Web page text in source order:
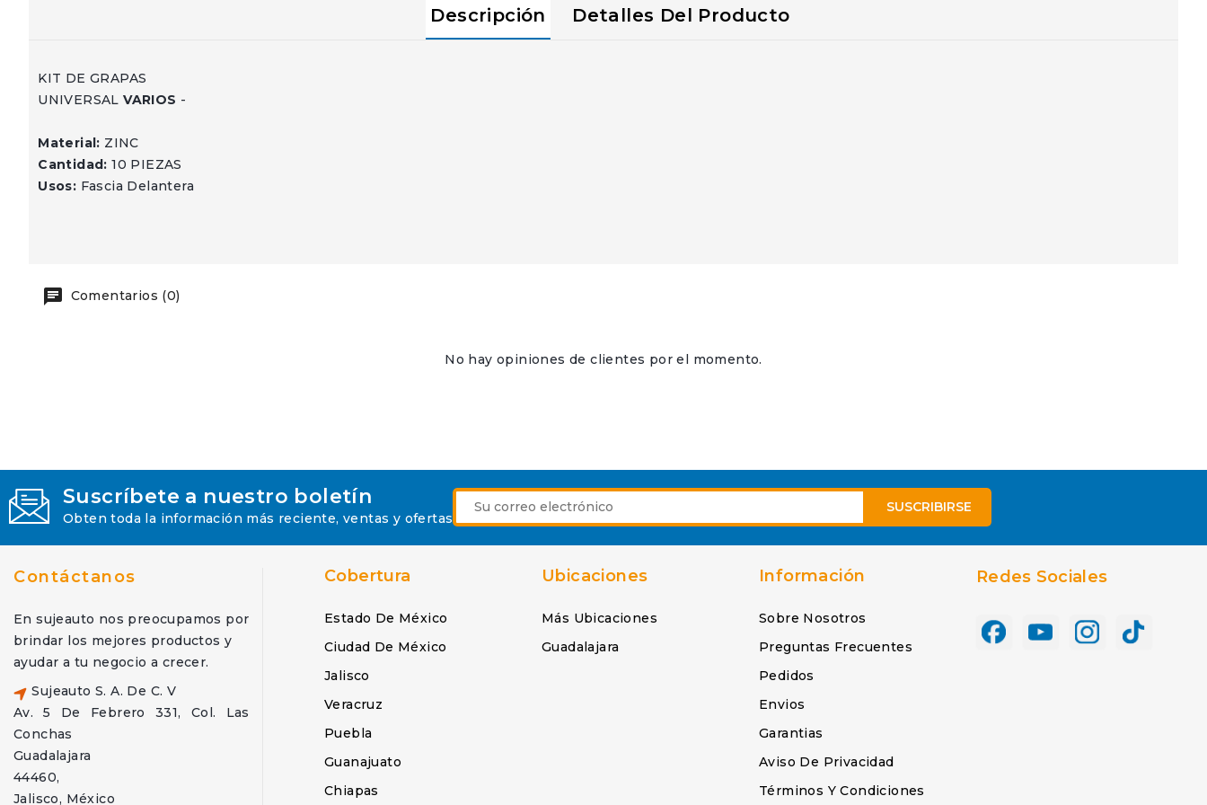
Descripción Detalles Del Producto
KIT DE GRAPAS
UNIVERSAL VARIOS -
Material: ZINC
Cantidad:10 PIEZAS
Usos: Fascia Delantera
Comentarios (0)
No hay opiniones de clientes por el momento.
Suscríbete a nuestro boletín
Obten toda la información más reciente, ventas y ofertas
Contáctanos
En sujeauto nos preocupamos por
brindar los mejores productos y
ayudar a tu negocio a crecer.
Sujeauto S. A. De C. V
Av. 5 De Febrero 331, Col. Las
Conchas
Guadalajara
44460,
Jalisco, México
Cobertura
Estado De México
Ciudad De México
Jalisco
Veracruz
Puebla
Guanajuato
Chiapas
Ubicaciones
Más Ubicaciones
Guadalajara
Información
Sobre Nosotros
Preguntas Frecuentes
Pedidos
Envios
Garantias
Aviso De Privacidad
Términos Y Condiciones
Redes Sociales